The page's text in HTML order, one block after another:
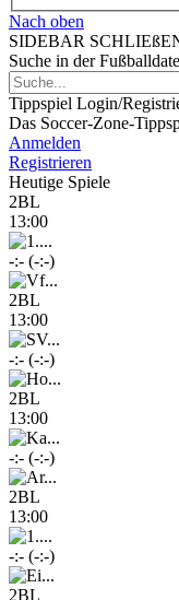
Nach oben
SIDEBAR
Suche in der
Tippspiel Login/
Das Soccer-Zone-
Anmelden
Registrieren
Heutige Spiele
2BL
13:00
-:- (-:-)
2BL
13:00
-:- (-:-)
2BL
13:00
-:- (-:-)
2BL
13:00
-:- (-:-)
2BL